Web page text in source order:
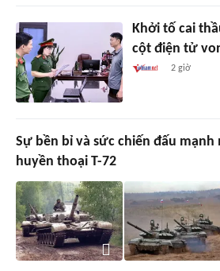
Khởi tố cai
cột điện tử
2 giờ
Sự bền bỉ và sức chiến đấu mạnh
huyền thoại T-72